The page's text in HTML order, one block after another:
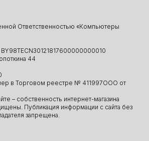
Ответственностью «Компьютеры
44
в Торговом реестре № 411997ООО от
– собственность интернет-магазина
Публикация информации с сайта без
запрещена.